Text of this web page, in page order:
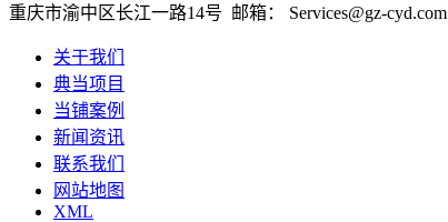
重庆市渝中区长江一路14号 邮箱： Services@gz-cyd.com
关于我们
典当项目
当铺案例
新闻资讯
联系我们
网站地图
XML